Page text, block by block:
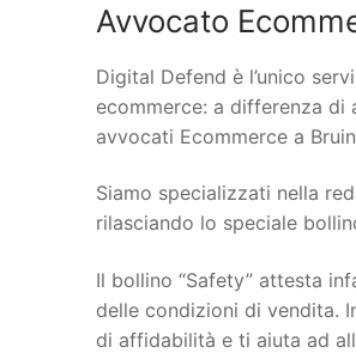
Avvocato
Digital Defend è l’unico
ecommerce: a differenza
avvocati Ecommerce a
Siamo specializzati nella
rilasciando lo speciale
Il bollino “Safety” attesta
delle condizioni di vendita.
di affidabilità e ti aiuta ad